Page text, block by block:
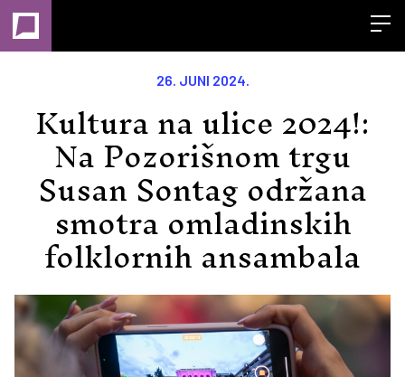
26. JUNI 2024.
Kultura na ulice 2024!:
Na Pozorišnom trgu
Susan Sontag održana
smotra omladinskih
folklornih ansambala